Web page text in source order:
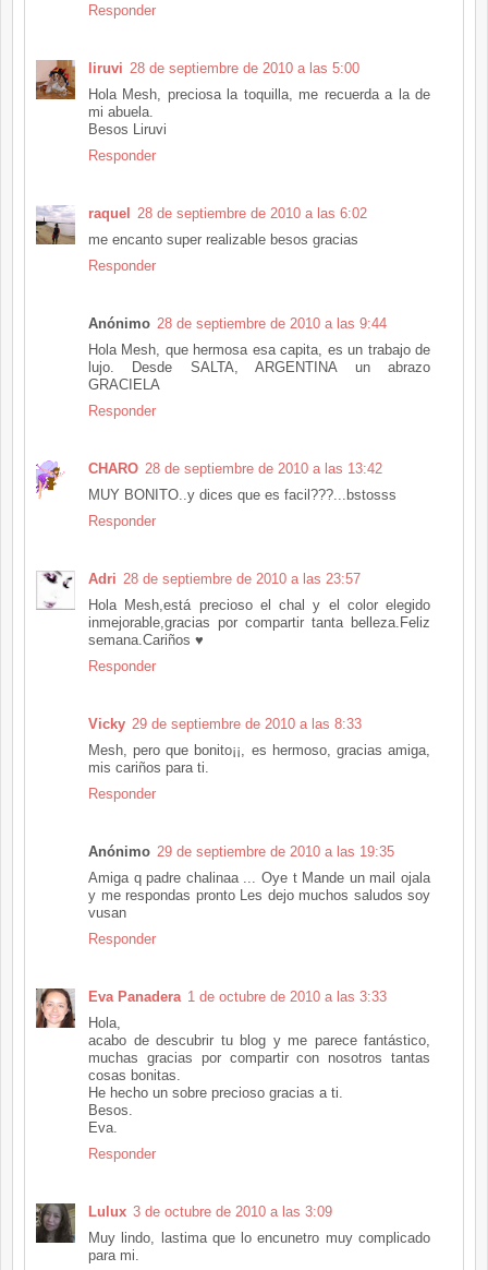
Responder
liruvi 28 de septiembre de 2010 a las 5:00
Hola Mesh, preciosa la toquilla, me recuerda a la de
mi abuela.
Besos Liruvi
Responder
raquel 28 de septiembre de 2010 a las 6:02
me encanto super realizable besos gracias
Responder
Anónimo 28 de septiembre de 2010 a las 9:44
Hola Mesh, que hermosa esa capita, es un trabajo de
lujo. Desde SALTA, ARGENTINA un abrazo
GRACIELA
Responder
CHARO 28 de septiembre de 2010 a las 13:42
MUY BONITO..y dices que es facil???...bstosss
Responder
Adri 28 de septiembre de 2010 a las 23:57
Hola Mesh,está precioso el chal y el color elegido
inmejorable,gracias por compartir tanta belleza.Feliz
semana.Cariños ♥
Responder
Vicky 29 de septiembre de 2010 a las 8:33
Mesh, pero que bonito¡¡, es hermoso, gracias amiga,
mis cariños para ti.
Responder
Anónimo 29 de septiembre de 2010 a las 19:35
Amiga q padre chalinaa ... Oye t Mande un mail ojala
y me respondas pronto Les dejo muchos saludos soy
vusan
Responder
Eva Panadera 1 de octubre de 2010 a las 3:33
Hola,
acabo de descubrir tu blog y me parece fantástico,
muchas gracias por compartir con nosotros tantas
cosas bonitas.
He hecho un sobre precioso gracias a ti.
Besos.
Eva.
Responder
Lulux 3 de octubre de 2010 a las 3:09
Muy lindo, lastima que lo encunetro muy complicado
para mi.